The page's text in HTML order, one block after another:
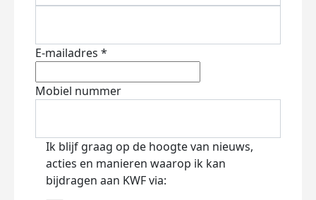
E-mailadres *
Mobiel nummer
Ik blijf graag op de hoogte van nieuws,
acties en manieren waarop ik kan
bijdragen aan KWF via: